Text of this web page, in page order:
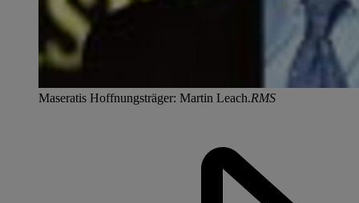
Maseratis Hoffnungsträger: Martin Leach.RMS